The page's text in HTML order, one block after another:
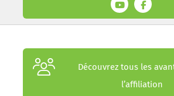
Découvrez tous les
l’affiliation